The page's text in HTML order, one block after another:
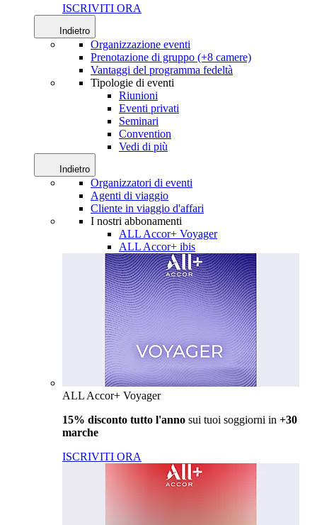
ISCRIVITI ORA
Indietro
Organizzazione eventi
Prenotazione di gruppo (+8 camere)
Vantaggi del programma fedeltà
Tipologie di eventi
Riunioni
Eventi privati
Seminari
Convention
Vedi di più
Indietro
Organizzatori di eventi
Agenti di viaggio
Cliente in viaggio d'affari
I nostri abbonamenti
ALL Accor+ Voyager
ALL Accor+ ibis
ALL Accor+ Voyager
15% disconto tutto l'anno sui tuoi soggiorni in +30
marche
ISCRIVITI ORA